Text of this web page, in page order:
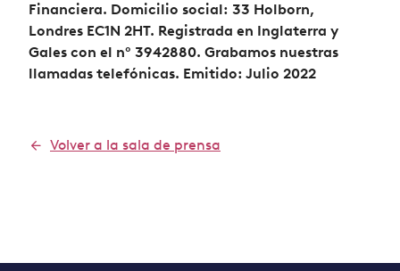
Financiera. Domicilio social: 33 Holborn,
Londres EC1N 2HT. Registrada en Inglaterra y
Gales con el nº 3942880. Grabamos nuestras
llamadas telefónicas. Emitido: Julio 2022
Volver a la sala de prensa